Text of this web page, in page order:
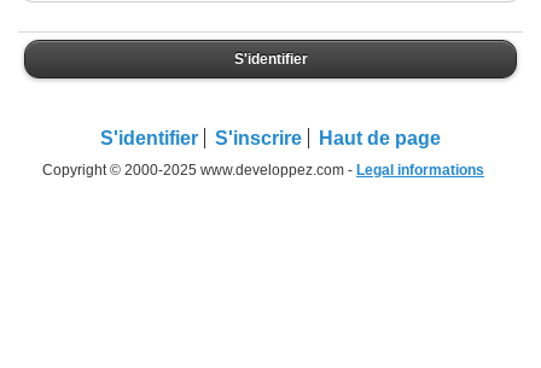
S'identifier
S'identifier S'inscrire Haut de page
Copyright © 2000-2025 www.developpez.com - Legal informations